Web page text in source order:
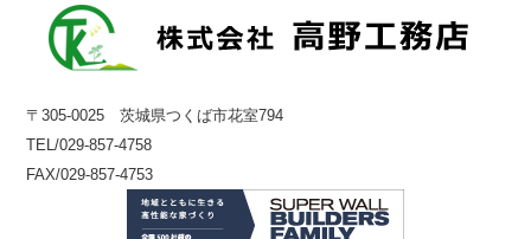
〒305-0025 茨城県つくば市花室794
TEL/029-857-4758
FAX/029-857-4753